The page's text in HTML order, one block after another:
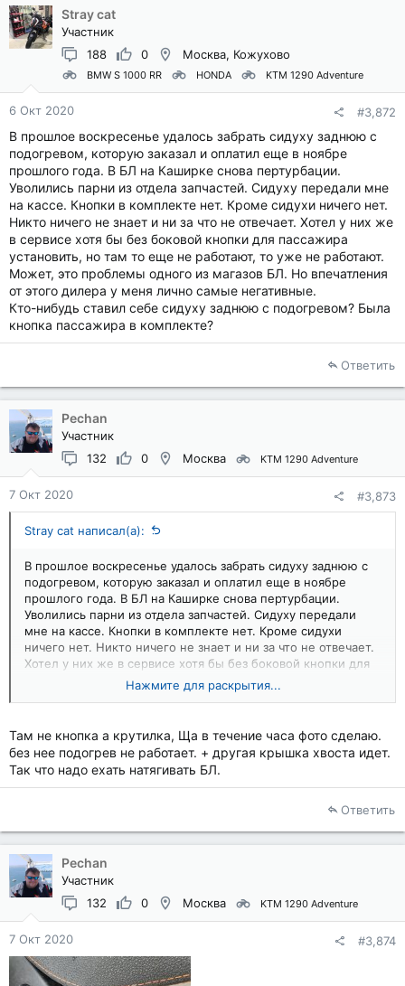
Stray cat
Участник
188
0 Москва, Кожухово
BMW S 1000 RR HONDA KTM 1290 Adventure
6 Окт 2020 #3,872
В прошлое воскресенье удалось забрать сидуху заднюю с
подогревом, которую заказал и оплатил еще в ноябре
прошлого года. В БЛ на Каширке снова пертурбации.
Уволились парни из отдела запчастей. Сидуху передали мне
на кассе. Кнопки в комплекте нет. Кроме сидухи ничего нет.
Никто ничего не знает и ни за что не отвечает. Хотел у них же
в сервисе хотя бы без боковой кнопки для пассажира
установить, но там то еще не работают, то уже не работают.
Может, это проблемы одного из магазов БЛ. Но впечатления
от этого дилера у меня лично самые негативные.
Кто-нибудь ставил себе сидуху заднюю с подогревом? Была
кнопка пассажира в комплекте?
Ответить
Pechan
Участник
132
0 Москва KTM 1290 Adventure
7 Окт 2020 #3,873
Stray cat написал(а):
В прошлое воскресенье удалось забрать сидуху заднюю с
подогревом, которую заказал и оплатил еще в ноябре
прошлого года. В БЛ на Каширке снова пертурбации.
Уволились парни из отдела запчастей. Сидуху передали
мне на кассе. Кнопки в комплекте нет. Кроме сидухи
ничего нет. Никто ничего не знает и ни за что не отвечает.
Хотел у них же в сервисе хотя бы без боковой кнопки для
пассажира установить, но там то еще не работают, то уже
не работают. Может, это проблемы одного из магазов БЛ.
Кто-нибудь ставил себе сидуху заднюю с подогревом?
Была кнопка пассажира в комплекте?
Нажмите для раскрытия...
Там не кнопка а крутилка, Ща в течение часа фото сделаю.
без нее подогрев не работает. + другая крышка хвоста идет.
Так что надо ехать натягивать БЛ.
Ответить
Pechan
Участник
132
0 Москва KTM 1290 Adventure
7 Окт 2020 #3,874